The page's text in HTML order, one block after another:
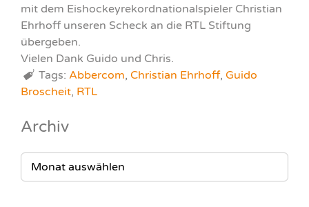
mit dem Eishockeyrekordnationalspieler Christian
Ehrhoff unseren Scheck an die RTL Stiftung
übergeben.
Vielen Dank Guido und Chris.
Tags:Abbercom,Christian Ehrhoff,Guido
Broscheit, RTL
Archiv
ARCHIV